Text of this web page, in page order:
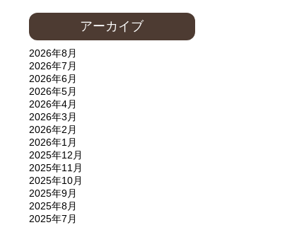
アーカイブ
2026年8月
2026年7月
2026年6月
2026年5月
2026年4月
2026年3月
2026年2月
2026年1月
2025年12月
2025年11月
2025年10月
2025年9月
2025年8月
2025年7月